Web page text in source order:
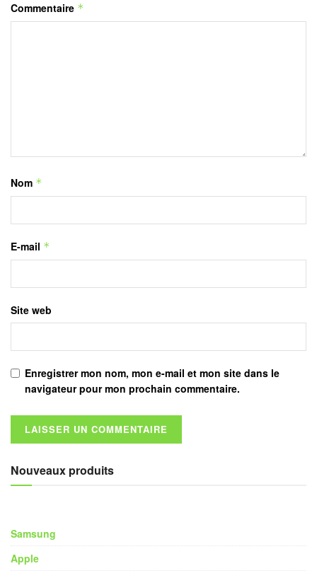
Commentaire *
Nom *
E-mail *
Site web
Enregistrer mon nom, mon e-mail et mon site dans le
navigateur pour mon prochain commentaire.
Nouveaux produits
Samsung
Apple